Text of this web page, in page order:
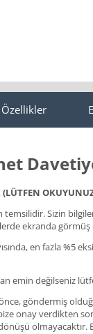
Özellikler
(LÜTFEN
Sizin
ekranda
en fazla %5
emin değilseniz
göndermiş
onay verdikten